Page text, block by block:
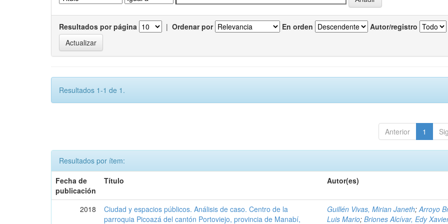
Resultados por página | Ordenar por En orden Autor/registro
Resultados 1-1 de 1.
Anterior 1
Resultados por ítem:
Fecha de
publicación
Título Autor(es)
2018
Ciudad y espacios públicos. Análisis de caso. Centro de la
parroquia Picoazá del cantón Portoviejo, provincia de Manabí,
Guillén Vivas, Mirian Janeth;Arroyo
Luis Mario;Briones Alcívar, Edy